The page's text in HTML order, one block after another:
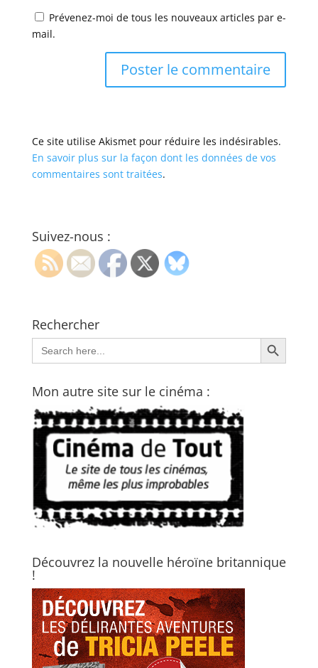
Prévenez-moi de tous les nouveaux articles par e-
mail.
Ce site utilise Akismet pour réduire les indésirables.
En savoir plus sur la façon dont les données de vos
commentaires sont traitées.
Suivez-nous :
Rechercher
Search
for:
Search Button
Mon autre site sur le cinéma :
Découvrez la nouvelle héroïne britannique
!